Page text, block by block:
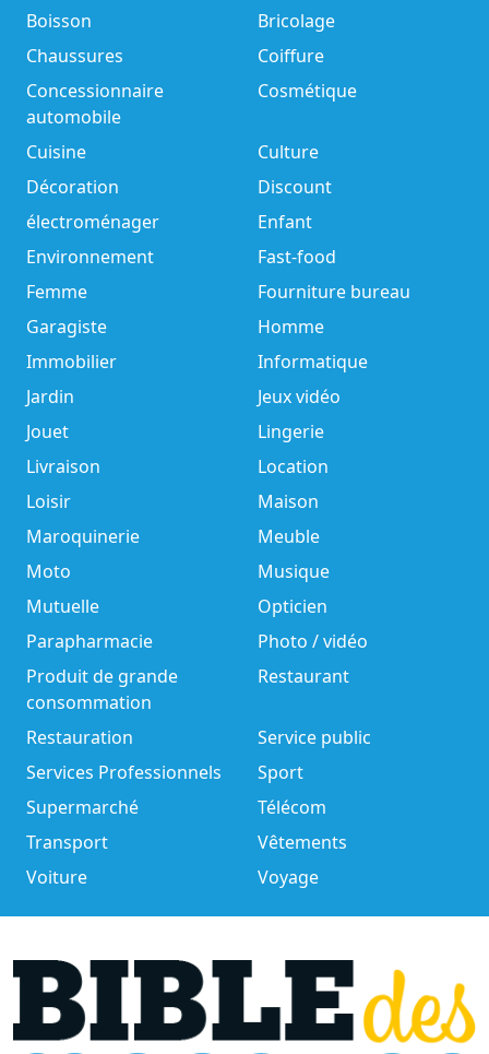
Boisson
Bricolage
Chaussures
Coiffure
Concessionnaire
automobile
Cosmétique
Cuisine
Culture
Décoration
Discount
électroménager
Enfant
Environnement
Fast-food
Femme
Fourniture bureau
Garagiste
Homme
Immobilier
Informatique
Jardin
Jeux vidéo
Jouet
Lingerie
Livraison
Location
Loisir
Maison
Maroquinerie
Meuble
Moto
Musique
Mutuelle
Opticien
Parapharmacie
Photo / vidéo
Produit de grande
consommation
Restaurant
Restauration
Service public
Services Professionnels
Sport
Supermarché
Télécom
Transport
Vêtements
Voiture
Voyage